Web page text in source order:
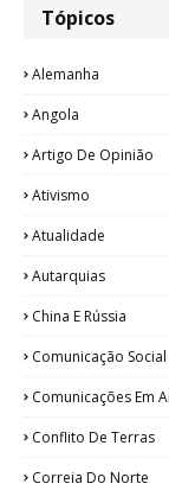
Tópicos
Alemanha
Angola
Artigo De Opinião
Ativismo
Atualidade
Autarquias
China E Rússia
Comunicação Social
Comunicações Em
Conflito De Terras
Correia Do Norte